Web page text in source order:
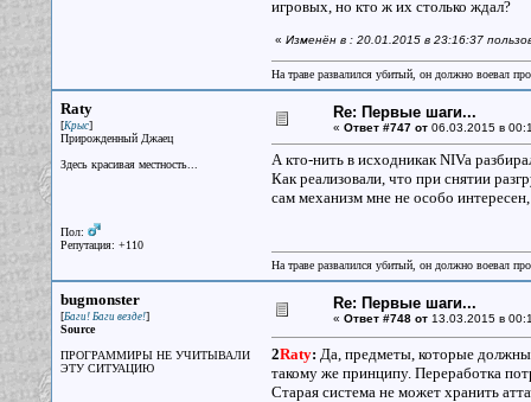
игровых, но кто ж их столько ждал?
« Изменён в : 20.01.2015 в 23:16:37
На траве развалился убитый, он должно воевал
Raty
[Крыс]
Прирожденный Джаец
Здесь красивая местность...
Пол:
Репутация: +110
Re: Первые шаги...
« Ответ #747 от06.03.2015 в
А кто-нить в исходникак NIVa
Как реализовали, что при снятии
сам механизм мне не особо
На траве развалился убитый, он должно воевал
bugmonster
[Баги! Баги везде!]
Source
ПРОГРАММИРЫ НЕ УЧИТЫВАЛИ
ЭТУ СИТУАЦИЮ
Re: Первые шаги...
« Ответ #748 от13.03.2015 в
2Raty: Да, предметы, которые должны
такому же принципу. Переработка
Старая система не может хранить